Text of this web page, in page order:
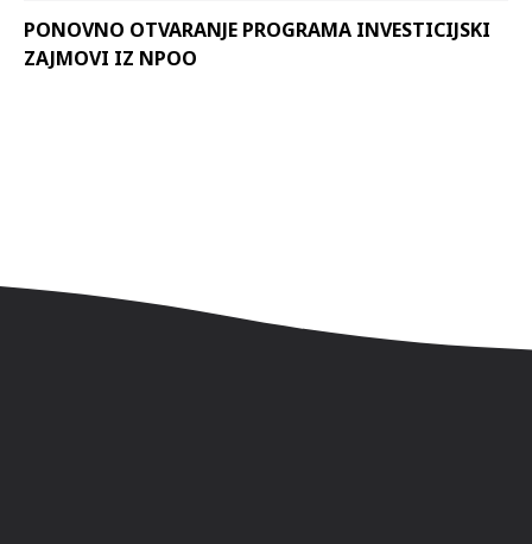
PONOVNO OTVARANJE PROGRAMA INVESTICIJSKI
ZAJMOVI IZ NPOO